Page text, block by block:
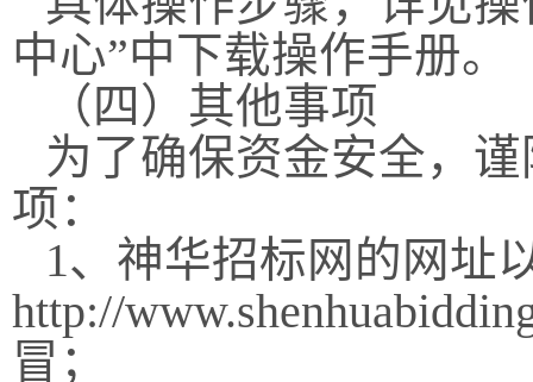
中心”中下载操作手册。
（四）其他事项
为了确保资金安全，
项：
1、神华招标网的网址
http://
冒；